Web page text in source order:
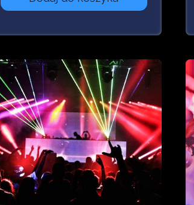
góry
do
dołu
aby
zwiększyć
lub
zmniejszyć
głośność.